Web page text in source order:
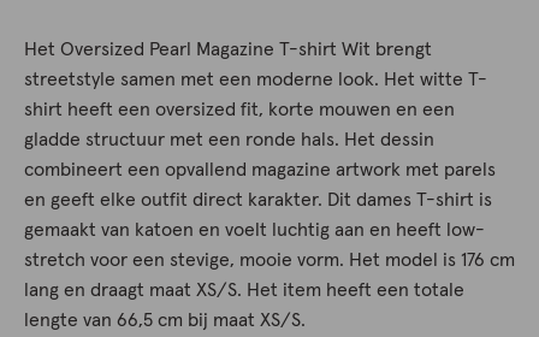
Het Oversized Pearl Magazine T-shirt Wit brengt
streetstyle samen met een moderne look. Het witte T-
shirt heeft een oversized fit, korte mouwen en een
gladde structuur met een ronde hals. Het dessin
combineert een opvallend magazine artwork met parels
en geeft elke outfit direct karakter. Dit dames T-shirt is
gemaakt van katoen en voelt luchtig aan en heeft low-
stretch voor een stevige, mooie vorm. Het model is 176 cm
lang en draagt maat XS/S. Het item heeft een totale
lengte van 66,5 cm bij maat XS/S.